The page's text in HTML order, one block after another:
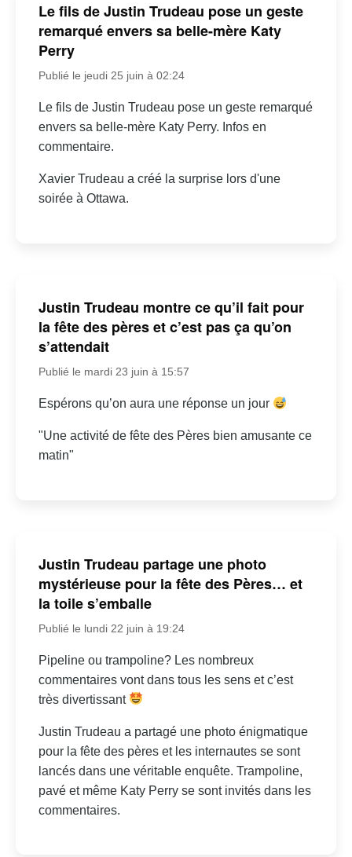
Le fils de Justin Trudeau pose un geste
remarqué envers sa belle-mère Katy
Perry
Publié le jeudi 25 juin à 02:24
Le fils de Justin Trudeau pose un geste remarqué
envers sa belle-mère Katy Perry. Infos en
commentaire.
Xavier Trudeau a créé la surprise lors d'une
soirée à Ottawa.
Justin Trudeau montre ce qu’il fait pour
la fête des pères et c’est pas ça qu’on
s’attendait
Publié le mardi 23 juin à 15:57
Espérons qu’on aura une réponse un jour
"Une activité de fête des Pères bien amusante ce
matin"
Justin Trudeau partage une photo
mystérieuse pour la fête des Pères… et
la toile s’emballe
Publié le lundi 22 juin à 19:24
Pipeline ou trampoline? Les nombreux
commentaires vont dans tous les sens et c’est
très divertissant
Justin Trudeau a partagé une photo énigmatique
pour la fête des pères et les internautes se sont
lancés dans une véritable enquête. Trampoline,
pavé et même Katy Perry se sont invités dans les
commentaires.